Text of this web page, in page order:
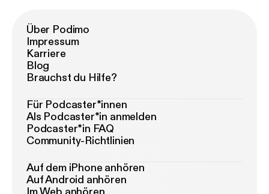
Über Podimo
Impressum
Karriere
Blog
Brauchst du Hilfe?
Für Podcaster*innen
Als Podcaster*in anmelden
Podcaster*in FAQ
Community-Richtlinien
Auf dem iPhone anhören
Auf Android anhören